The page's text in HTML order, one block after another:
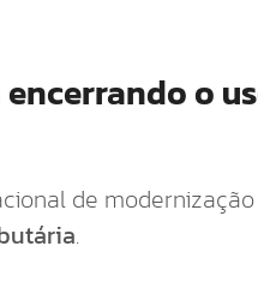
o
de modernização
.